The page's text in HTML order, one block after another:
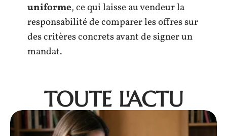
uniforme, ce qui laisse au vendeur la
responsabilité de comparer les offres sur
des critères concrets avant de signer un
mandat.
TOUTE L'ACTU